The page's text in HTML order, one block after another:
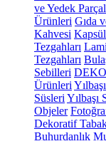
ve Yedek
Ürünleri Gıda
Kahvesi
Tezgahları
Tezgahları
Sebilleri
Ürünleri
Süsleri Yılbaşı
Objeler
Dekoratif
Buhurdanlık